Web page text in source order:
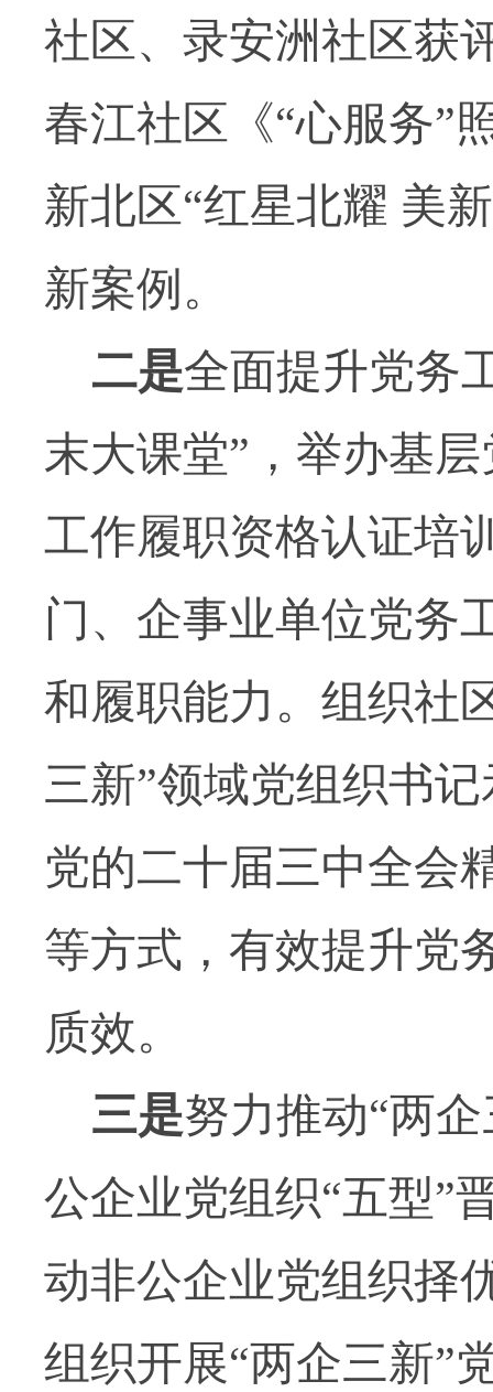
社区、录安洲社区获
春江社区《“心服务”
新北区“红星北耀 美
新案例。
二是全面提升党务
末大课堂”，举办基
工作履职资格认证培
门、企事业单位党务
和履职能力。组织社
三新”领域党组织书
党的二十届三中全会
等方式，有效提升党
质效。
三是努力推动“两
公企业党组织“五型”
动非公企业党组织择
组织开展“两企三新”